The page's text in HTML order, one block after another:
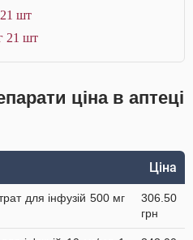
21 шт
21 шт
ціна в аптеці
Ціна
для інфузій 500 мг
306.50
грн